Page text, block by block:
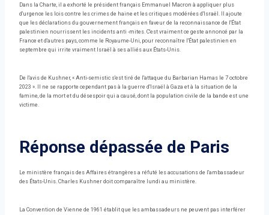
Dans la Charte, il a exhorté le président français Emmanuel Macron à appliquer plus
d'urgence les lois contre les crimes de haine et les critiques modérées d'Israël. Il ajoute
que les déclarations du gouvernement français en faveur de la reconnaissance de l'État
palestinien nourrissent les incidents anti -mites. C'est vraiment ce geste annoncé par la
France et d'autres pays, comme le Royaume-Uni, pour reconnaître l'État palestinien en
septembre qui irrite vraiment Israël à ses alliés aux États-Unis.
De l'avis de Kushner, « Anti-semistic s'est tiré de l'attaque du Barbarian Hamas le 7 octobre
2023 ». Il ne se rapporte cependant pas à la guerre d'Israël à Gaza et à la situation de la
famine, de la mort et du désespoir qui a causé, dont la population civile de la bande est une
victime.
Réponse dépassée de Paris
Le ministère français des Affaires étrangères a réfuté les accusations de l'ambassadeur
des États-Unis. Charles Kushner doit comparaître lundi au ministère.
La Convention de Vienne de 1961 établit que les ambassadeurs ne peuvent pas interférer